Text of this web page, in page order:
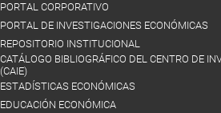
PORTAL CORPORATIVO
PORTAL DE INVESTIGACIONES ECONÓMICAS
REPOSITORIO INSTITUCIONAL
CATÁLOGO BIBLIOGRÁFICO DEL CENTRO DE
(CAIE)
ESTADÍSTICAS ECONÓMICAS
EDUCACIÓN ECONÓMICA